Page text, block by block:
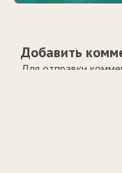
Добавить
Для отправки